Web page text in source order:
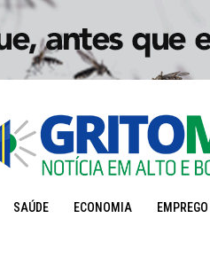
SAÚDE ECONOMIA EMPREGO